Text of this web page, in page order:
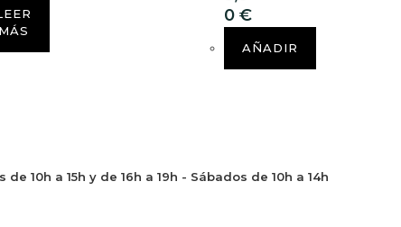
MÁS
0€
AÑADIR
10h a 15h y de 16h a 19h - Sábados de 10h a 14h